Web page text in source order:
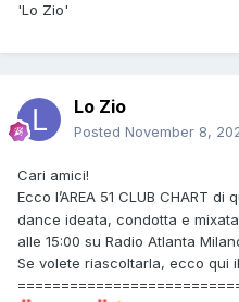
'Lo Zio'
Lo Zio
Posted November 8,
Cari amici!
Ecco l’AREA 51 CLUB CHART di
dance ideata, condotta e
alle 15:00 su Radio Atlanta
Se volete riascoltarla, ecco qui